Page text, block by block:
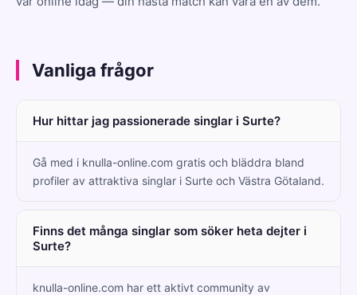
Vanliga frågor
Hur hittar jag passionerade singlar i Surte?
Gå med i knulla-online.com gratis och bläddra bland
profiler av attraktiva singlar i Surte och Västra Götaland.
Finns det många singlar som söker heta dejter i
Surte?
knulla-online.com har ett aktivt community av